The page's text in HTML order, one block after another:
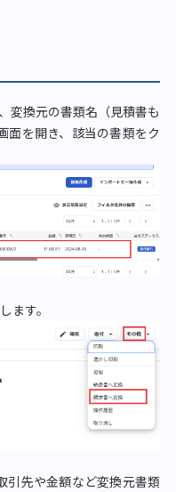
変換元の書類名（見積書も
面を開き、該当の書類をク
す。
引先や金額など変換元書類